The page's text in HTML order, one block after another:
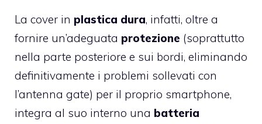
La cover in plastica dura, infatti, oltre a
fornire un’adeguata protezione (soprattutto
nella parte posteriore e sui bordi, eliminando
definitivamente i problemi sollevati con
l’antenna gate) per il proprio smartphone,
integra al suo interno una batteria